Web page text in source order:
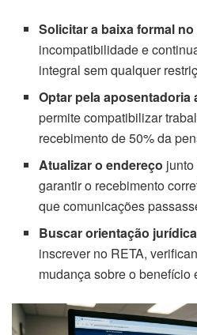
Solicitar a baixa formal no
incompatibilidade e
integral sem qualquer
Optar pela aposentadoria
permite compatibilizar
recebimento de 50% da
Atualizar o endereço
garantir o recebimento
que comunicações
Buscar orientação
inscrever no RETA,
mudança sobre o benefício